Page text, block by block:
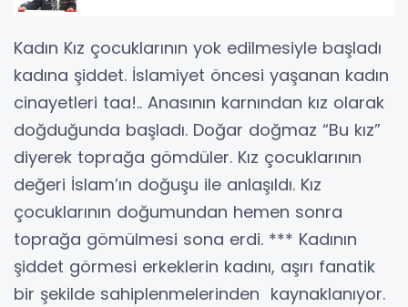
Kadın Kız çocuklarının yok edilmesiyle başladı
kadına şiddet. İslamiyet öncesi yaşanan kadın
cinayetleri taa!.. Anasının karnından kız olarak
doğduğunda başladı. Doğar doğmaz “Bu kız”
diyerek toprağa gömdüler. Kız çocuklarının
değeri İslam’ın doğuşu ile anlaşıldı. Kız
çocuklarının doğumundan hemen sonra
toprağa gömülmesi sona erdi. *** Kadının
şiddet görmesi erkeklerin kadını, aşırı fanatik
bir şekilde sahiplenmelerinden kaynaklanıyor.